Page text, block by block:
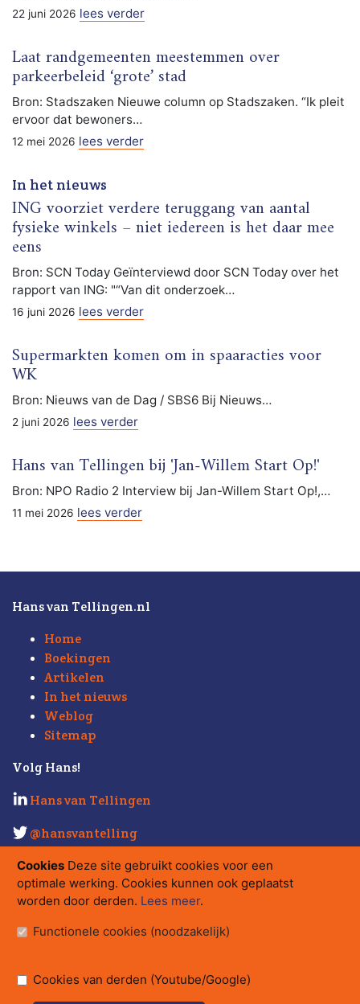
22 juni 2026 lees verder
Laat randgemeenten meestemmen over
parkeerbeleid ‘grote’ stad
Bron: Stadszaken Nieuwe column op Stadszaken. “Ik pleit
ervoor dat bewoners…
12 mei 2026 lees verder
In het nieuws
ING voorziet verdere teruggang van aantal
fysieke winkels – niet iedereen is het daar mee
eens
Bron: SCN Today Geïnterviewd door SCN Today over het
rapport van ING: "“Van dit onderzoek…
16 juni 2026 lees verder
Supermarkten komen om in spaaracties voor
WK
Bron: Nieuws van de Dag / SBS6 Bij Nieuws…
2 juni 2026 lees verder
Hans van Tellingen bij 'Jan-Willem Start Op!'
Bron: NPO Radio 2 Interview bij Jan-Willem Start Op!,…
11 mei 2026 lees verder
Hans van Tellingen.nl
Home
Boekingen
Artikelen
In het nieuws
Weblog
Sitemap
Volg Hans!
Hans van Tellingen
@hansvantelling
Kijk ook eens opStrabo.nl.
Contact
Strabo bv
Postbus 15710, 1001 NE Amsterdam
Cookies Deze site gebruikt cookies voor een
optimale werking. Cookies kunnen ook geplaatst
worden door derden. Lees meer.
Functionele cookies (noodzakelijk)
Cookies van derden (Youtube/Google)